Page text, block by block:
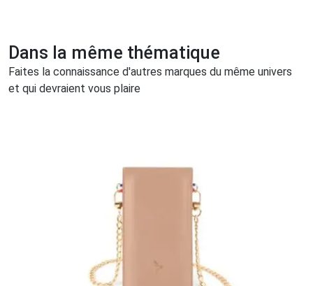
Dans la même thématique
Faites la connaissance d'autres marques du même univers
et qui devraient vous plaire